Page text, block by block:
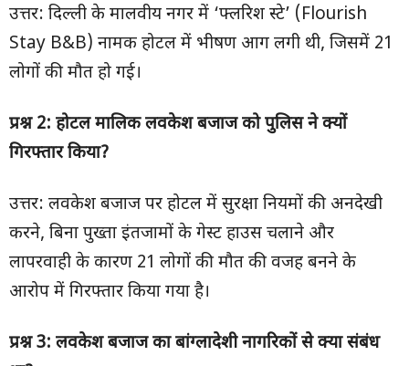
उत्तर: दिल्ली के मालवीय नगर में ‘फ्लरिश स्टे’ (Flourish
Stay B&B) नामक होटल में भीषण आग लगी थी, जिसमें 21
लोगों की मौत हो गई।
प्रश्न 2: होटल मालिक लवकेश बजाज को पुलिस ने क्यों
गिरफ्तार किया?
उत्तर: लवकेश बजाज पर होटल में सुरक्षा नियमों की अनदेखी
करने, बिना पुख्ता इंतजामों के गेस्ट हाउस चलाने और
लापरवाही के कारण 21 लोगों की मौत की वजह बनने के
आरोप में गिरफ्तार किया गया है।
प्रश्न3: लवकेश बजाज का बांग्लादेशी नागरिकों से क्या संबंध